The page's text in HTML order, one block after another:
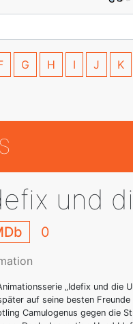
G H I J K
und
0
„Idefix und die
auf seine besten
Camulogenus gegen die